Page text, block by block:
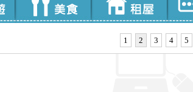
1 2 3 4 5